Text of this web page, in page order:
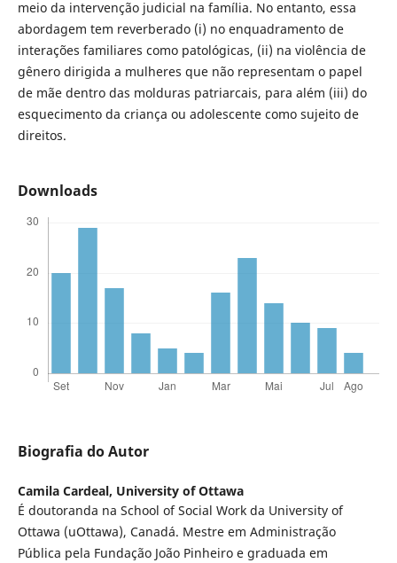
meio da intervenção judicial na família. No entanto, essa
abordagem tem reverberado (i) no enquadramento de
interações familiares como patológicas, (ii) na violência de
gênero dirigida a mulheres que não representam o papel
de mãe dentro das molduras patriarcais, para além (iii) do
esquecimento da criança ou adolescente como sujeito de
direitos.
Downloads
Biografia do Autor
Camila Cardeal, University of Ottawa
É doutoranda na School of Social Work da University of
Ottawa (uOttawa), Canadá. Mestre em Administração
Pública pela Fundação João Pinheiro e graduada em